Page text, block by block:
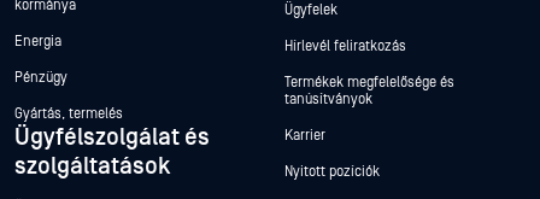
kormánya
Energia
Pénzügy
Gyártás, termelés
Ügyfélszolgálat és
szolgáltatások
Ügyfelek
Hírlevél feliratkozás
Termékek megfelelősége és
tanúsítványok
Karrier
Nyitott pozíciók